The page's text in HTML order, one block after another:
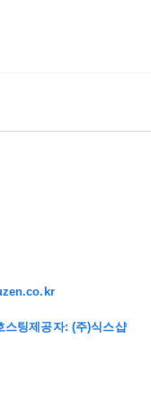
스팅제공자: (주)식스샵